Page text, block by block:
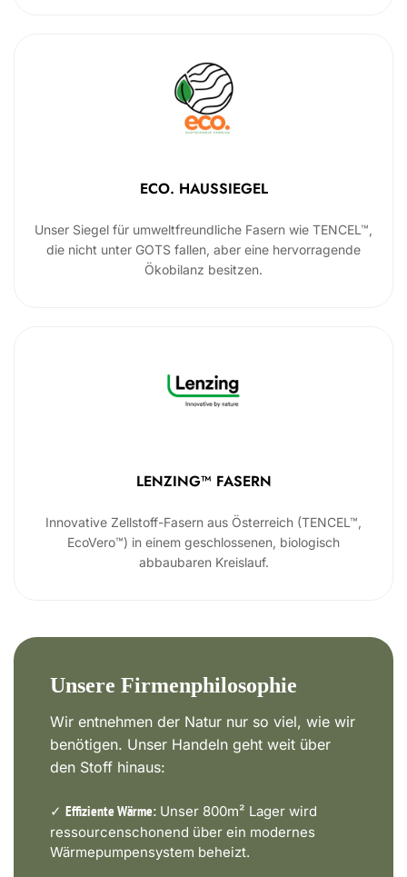
ECO. HAUSSIEGEL
Unser Siegel für umweltfreundliche Fasern wie TENCEL™,
die nicht unter GOTS fallen, aber eine hervorragende
Ökobilanz besitzen.
LENZING™ FASERN
Innovative Zellstoff-Fasern aus Österreich (TENCEL™,
EcoVero™) in einem geschlossenen, biologisch
abbaubaren Kreislauf.
Unsere Firmenphilosophie
Wir entnehmen der Natur nur so viel, wie wir
benötigen. Unser Handeln geht weit über
den Stoff hinaus:
✓ Effiziente Wärme: Unser 800m² Lager wird
ressourcenschonend über ein modernes
Wärmepumpensystem beheizt.